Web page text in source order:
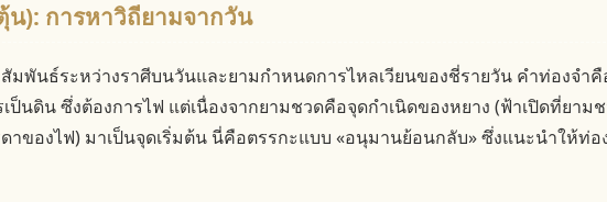
): การหาวิถียามจากวัน
พันธ์ระหว่างราศีบนวันและยามกำหนดการไหลเวียนของชี่รายวัน คำท่องจำคื
เป็นดิน ซึ่งต้องการไฟ แต่เนื่องจากยามชวดคือจุดกำเนิดของหยาง (ฟ้าเปิดที่ยาม
ดาของไฟ) มาเป็นจุดเริ่มต้น นี่คือตรรกะแบบ «อนุมานย้อนกลับ» ซึ่งแนะนำให้ท่อ